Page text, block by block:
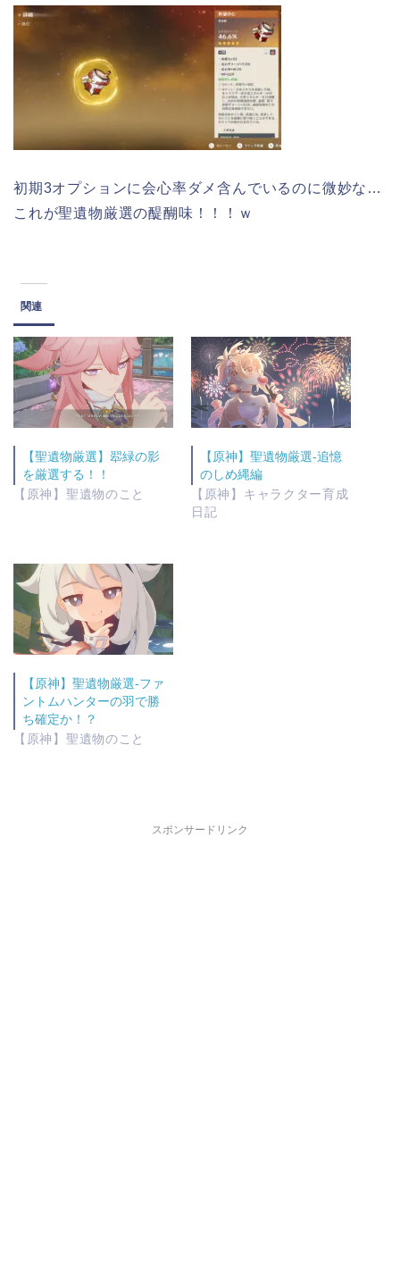
初期3オプションに会心率ダメ含んでいるのに微妙な…
これが聖遺物厳選の醍醐味！！！ｗ
関連
【聖遺物厳選】翆緑の影
を厳選する！！
【原神】聖遺物のこと
【原神】聖遺物厳選-追憶
のしめ縄編
【原神】キャラクター育成
日記
【原神】聖遺物厳選-ファ
ントムハンターの羽で勝
ち確定か！？
【原神】聖遺物のこと
スポンサードリンク